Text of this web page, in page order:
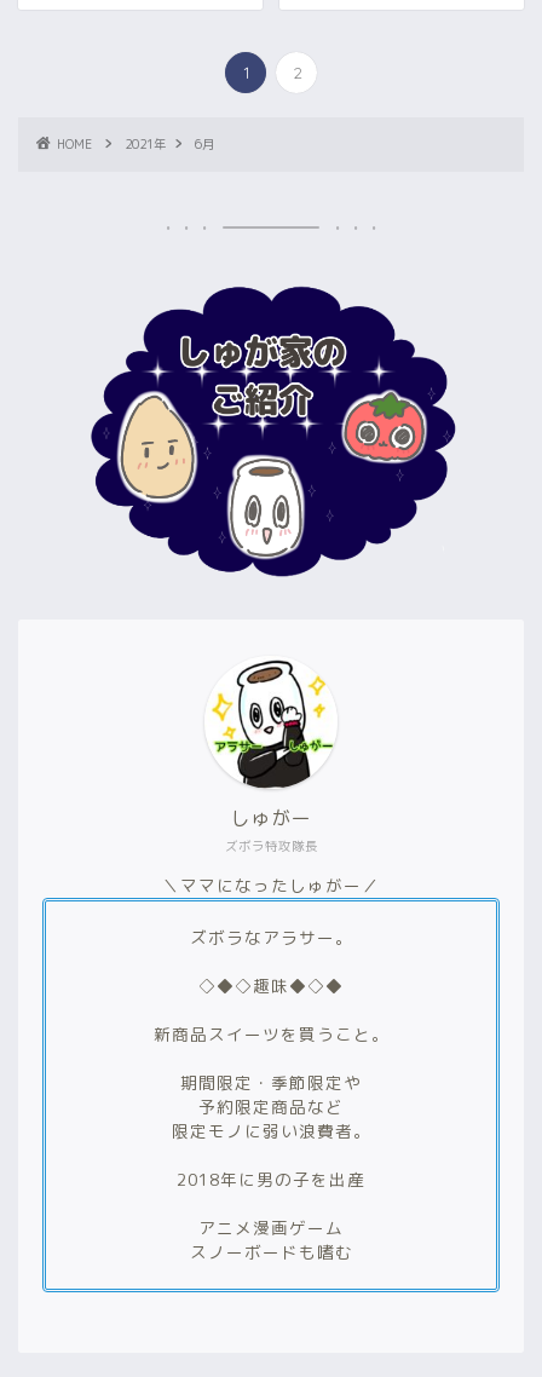
1 2
HOME 2021年 6月
ズボラ特攻隊長
しゅがー
＼ママになったしゅがー／
ズボラなアラサー。
◇◆◇趣味◆◇◆
新商品スイーツを買うこと。
期間限定・季節限定や
予約限定商品など
限定モノに弱い浪費者。
2018年に男の子を出産
アニメ漫画ゲーム
スノーボードも嗜む